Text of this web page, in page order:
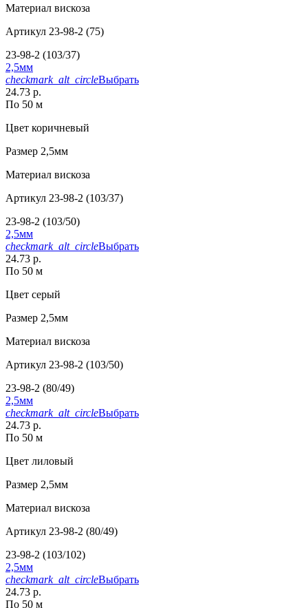
Материал вискоза
Артикул 23-98-2 (75)
23-98-2 (103/37)
2,5мм
checkmark_alt_circleВыбрать
24.73 р.
По 50 м
Цвет коричневый
Размер 2,5мм
Материал вискоза
Артикул 23-98-2 (103/37)
23-98-2 (103/50)
2,5мм
checkmark_alt_circleВыбрать
24.73 р.
По 50 м
Цвет серый
Размер 2,5мм
Материал вискоза
Артикул 23-98-2 (103/50)
23-98-2 (80/49)
2,5мм
checkmark_alt_circleВыбрать
24.73 р.
По 50 м
Цвет лиловый
Размер 2,5мм
Материал вискоза
Артикул 23-98-2 (80/49)
23-98-2 (103/102)
2,5мм
checkmark_alt_circleВыбрать
24.73 р.
По 50 м